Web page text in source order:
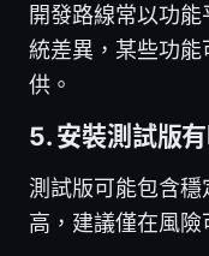
開發路線常以功
統差異，某些功
供。
5. 安裝測試版
測試版可能包含
高，建議僅在風險